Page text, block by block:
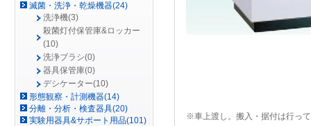
滅菌・洗浄・乾燥機器(24)
洗浄機(3)
殺菌灯付保管庫&ロッカー
(10)
洗浄ブラシ(0)
器具保管庫(0)
デシケーター(10)
形態観察・計測機器(14)
分離・分析・検査器具(20)
実験用器具&サポート用品(101)
※車上渡し。搬入・据付は行っ